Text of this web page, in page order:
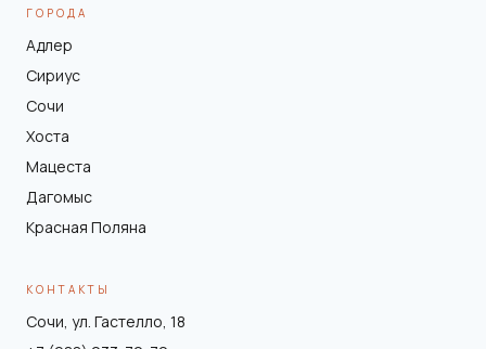
ГОРОДА
Адлер
Сириус
Сочи
Хоста
Мацеста
Дагомыс
Красная Поляна
КОНТАКТЫ
Сочи, ул. Гастелло, 18